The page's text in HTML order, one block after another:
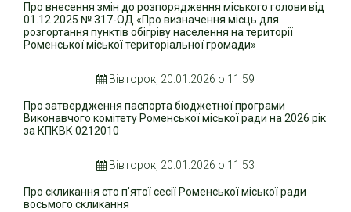
Про внесення змін до розпорядження міського голови від
01.12.2025 № 317-ОД «Про визначення місць для
розгортання пунктів обігріву населення на території
Роменської міської територіальної громади»
Вівторок, 20.01.2026 о 11:59
Про затвердження паспорта бюджетної програми
Виконавчого комітету Роменської міської ради на 2026 рік
за КПКВК 0212010
Вівторок, 20.01.2026 о 11:53
Про скликання сто п’ятої сесії Роменської міської ради
восьмого скликання